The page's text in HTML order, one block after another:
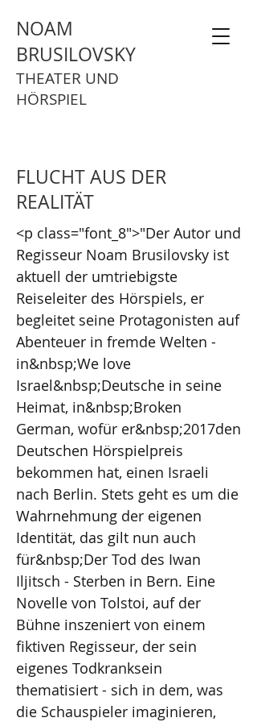
NOAM
BRUSILOVSKY
THEATER UND
HÖRSPIEL
FLUCHT AUS DER
REALITÄT
<p class="font_8">"Der Autor und
Regisseur Noam Brusilovsky ist
aktuell der umtriebigste
Reiseleiter des Hörspiels, er
begleitet seine Protagonisten auf
Abenteuer in fremde Welten -
in&nbsp;We love
Israel&nbsp;Deutsche in seine
Heimat, in&nbsp;Broken
German, wofür er&nbsp;2017den
Deutschen Hörspielpreis
bekommen hat, einen Israeli
nach Berlin. Stets geht es um die
Wahrnehmung der eigenen
Identität, das gilt nun auch
für&nbsp;Der Tod des Iwan
Iljitsch - Sterben in Bern. Eine
Novelle von Tolstoi, auf der
Bühne inszeniert von einem
fiktiven Regisseur, der sein
eigenes Todkranksein
thematisiert - sich in dem, was
die Schauspieler imaginieren,